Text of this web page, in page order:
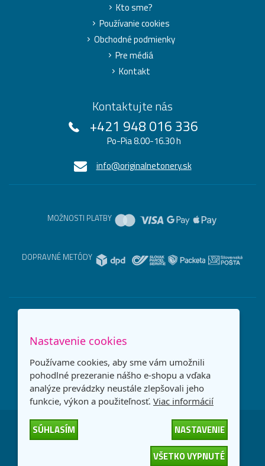
Kto sme?
Používanie cookies
Obchodné podmienky
Pre médiá
Kontakt
Kontaktujte nás
+421 948 016 336
Po-Pia 8.00-16.30 h
info@originalnetonery.sk
MOŽNOSTI PLATBY
DOPRAVNÉ METÓDY
Slovensko
Všetky práva vyhradené
Nastavenie cookies
Používame cookies, aby sme vám umožnili
pohodlné prezeranie nášho e-shopu a vďaka
analýze prevádzky neustále zlepšovali jeho
funkcie, výkon a použiteľnosť. Viac informácií
SÚHLASÍM
NASTAVENIE
VŠETKO VYPNUTÉ